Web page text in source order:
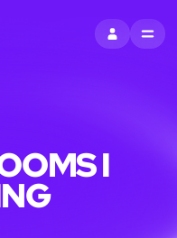
LOG INDMENU
I